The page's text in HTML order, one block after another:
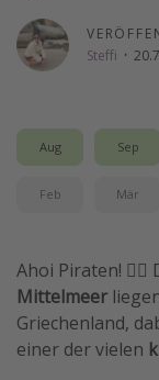
Strandurlaub
Gruppenreisen
Hotels am
Reise Journal
Familienurlaub
Rundreisen in
Steffi ·
Aug Sep
Feb Mär
Ahoi Piraten!
Mittelmeer
Griechenland,
einer der vielen